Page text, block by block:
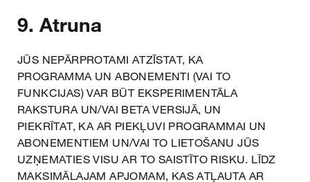
9. Atruna
JŪS NEPĀRPROTAMI ATZĪSTAT, KA
PROGRAMMA UN ABONEMENTI (VAI TO
FUNKCIJAS) VAR BŪT EKSPERIMENTĀLA
RAKSTURA UN/VAI BETA VERSIJĀ, UN
PIEKRĪTAT, KA AR PIEKĻUVI PROGRAMMAI UN
ABONEMENTIEM UN/VAI TO LIETOŠANU JŪS
UZŅEMATIES VISU AR TO SAISTĪTO RISKU. LĪDZ
MAKSIMĀLAJAM APJOMAM, KAS ATĻAUTA AR